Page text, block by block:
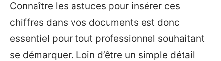
Connaître les astuces pour insérer ces
chiffres dans vos documents est donc
essentiel pour tout professionnel souhaitant
se démarquer. Loin d’être un simple détail